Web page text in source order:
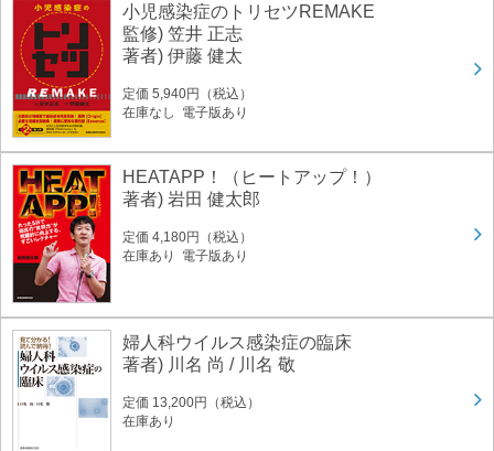
小児感染症のトリセツREMAKE
監修) 笠井 正志
著者) 伊藤 健太
定価 5,940円（税込）
在庫なし 電子版あり
HEATAPP！（ヒートアップ！）
著者) 岩田 健太郎
定価 4,180円（税込）
在庫あり 電子版あり
婦人科ウイルス感染症の臨床
著者) 川名 尚 / 川名 敬
定価 13,200円（税込）
在庫あり